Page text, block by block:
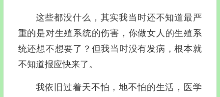
这些都没什么，其实我当时还不知道最严
重的是对生殖系统的伤害，你做女人的生殖系
统还想不想要了？但我当时没有发病，根本就
不知道报应快来了。
我依旧过着天不怕，地不怕的生活，医学